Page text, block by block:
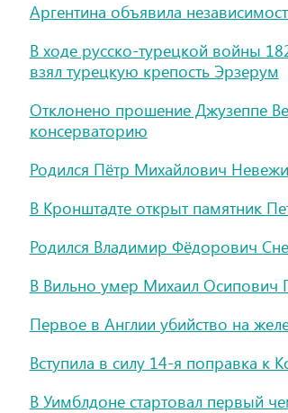
Аргентина объявила
В ходе русско-турецкой войны
взял турецкую крепость Эрзерум
Отклонено прошение Джузеппе
консерваторию
Родился Пётр Михайлович
В Кронштадте открыт памятник
Родился Владимир Фёдорович
В Вильно умер Михаил Осипович
Первое в Англии убийство на
Вступила в силу 14-я поправка к
В Уимблдоне стартовал первый